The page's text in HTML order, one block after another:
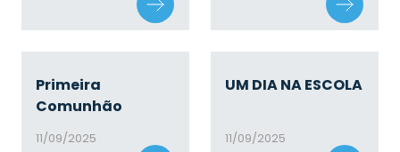
Primeira
Comunhão
11/09/2025
UM DIA NA ESCOLA
11/09/2025